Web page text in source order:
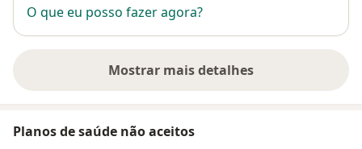
O que eu posso fazer agora?
Mostrar mais detalhes
sobre o endereço
Planos de saúde não aceitos